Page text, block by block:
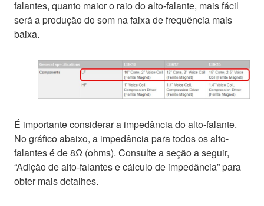
falantes, quanto maior o raio do alto-falante, mais fácil
será a produção do som na faixa de frequência mais
baixa.
É importante considerar a impedância do alto-falante.
No gráfico abaixo, a impedância para todos os alto-
falantes é de 8Ω (ohms). Consulte a seção a seguir,
“Adição de alto-falantes e cálculo de impedância” para
obter mais detalhes.